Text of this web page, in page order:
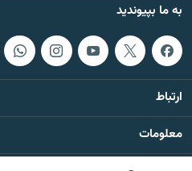
به ما بپیوندید
ارتباط
معلومات